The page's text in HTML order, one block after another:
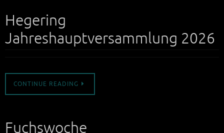
Hegering
Jahreshauptversammlung 2026
CONTINUE READING
Fuchswoche